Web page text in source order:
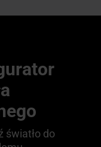
światło do